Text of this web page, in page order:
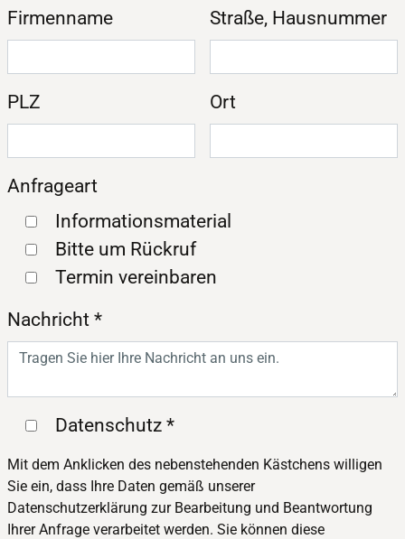
Firmenname Straße, Hausnummer
PLZ Ort
Anfrageart
Informationsmaterial
Bitte um Rückruf
Termin vereinbaren
Nachricht *
Datenschutz *
Mit dem Anklicken des nebenstehenden Kästchens willigen
Sie ein, dass Ihre Daten gemäß unserer
Datenschutzerklärung zur Bearbeitung und Beantwortung
Ihrer Anfrage verarbeitet werden. Sie können diese